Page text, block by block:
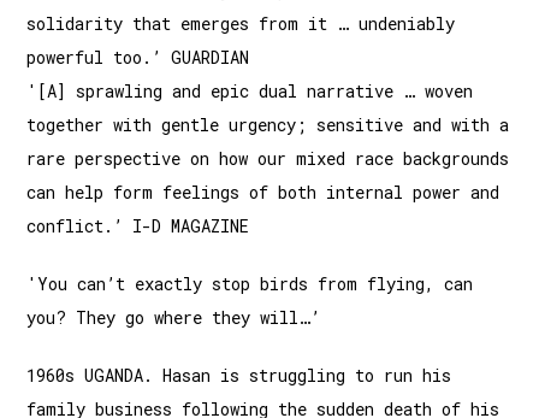
solidarity that emerges from it … undeniably
powerful too.’ GUARDIAN
'[A] sprawling and epic dual narrative … woven
together with gentle urgency; sensitive and with a
rare perspective on how our mixed race backgrounds
can help form feelings of both internal power and
conflict.’ I-D MAGAZINE
'You can’t exactly stop birds from flying, can
you? They go where they will…’
1960s UGANDA. Hasan is struggling to run his
family business following the sudden death of his